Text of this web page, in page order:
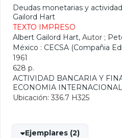
Deudas monetarias y
Gailord Hart
TEXTO IMPRESO
Albert Gailord Hart, Autor ;
México : CECSA (Compañia
1961
628 p.
ACTIVIDAD BANCARIA Y
ECONOMIA INTERNACIONAL
Ubicación: 336.7 H325
Ejemplares (2)